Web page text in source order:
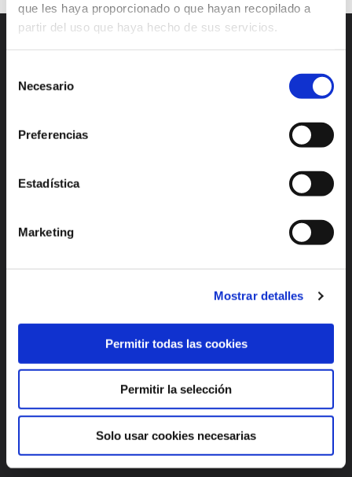
que les haya proporcionado o que hayan recopilado a
partir del uso que haya hecho de sus servicios.
Necesario
Preferencias
Estadística
Marketing
Mostrar detalles
Permitir todas las cookies
Permitir la selección
Solo usar cookies necesarias
Alicante
About DAAS Suite
Blog